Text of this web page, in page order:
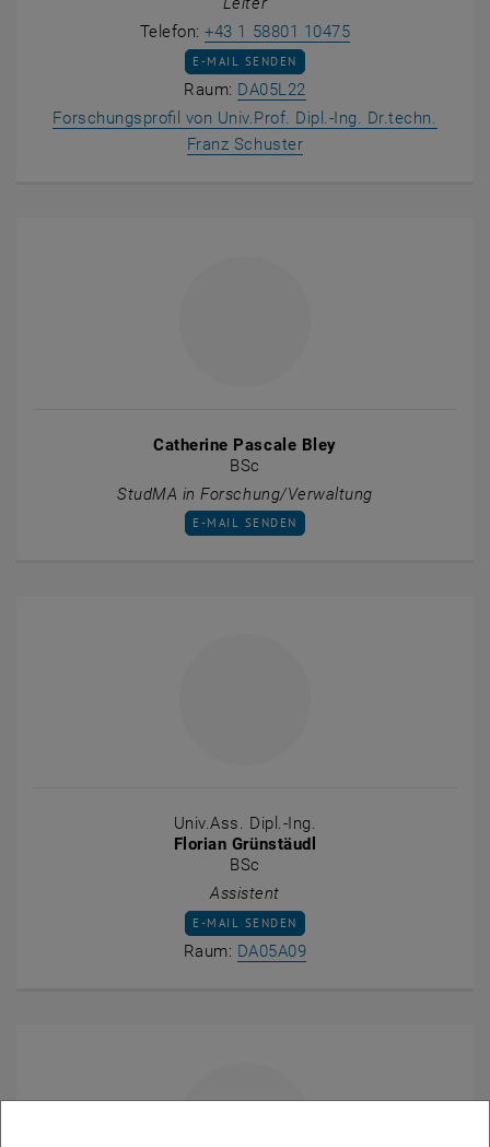
Telefon:+43 1 58801 10475Franz Schuster
E-MAIL AN FRANZ SCHUSTER SENDEN
E-MAIL SENDEN
Raum: DA05L22
Forschungsprofil von Univ.Prof. Dipl.-Ing. Dr.techn.
Franz Schuster, öffnet eine externe
Catherine Pascale Bley
BSc
StudMA in Forschung/Verwaltung
E-MAIL AN CATHERINE PASCALE BLEY
E-MAIL SENDEN
Univ.Ass. Dipl.-Ing.
Florian Grünstäudl
BSc
Assistent
E-MAIL AN FLORIAN GRÜNSTÄUDL SENDEN
E-MAIL SENDEN
Raum: DA05A09Raum DA05A09 auf